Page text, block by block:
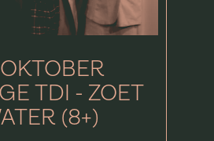
TDI - ZOET
(8+)